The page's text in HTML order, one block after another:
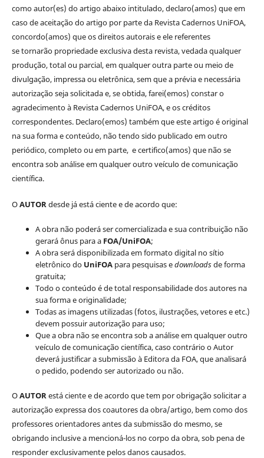
como autor(es) do artigo abaixo intitulado, declaro(amos) que em
caso de aceitação do artigo por parte da Revista Cadernos UniFOA,
concordo(amos) que os direitos autorais e ele referentes
se tornarão propriedade exclusiva desta revista, vedada qualquer
produção, total ou parcial, em qualquer outra parte ou meio de
divulgação, impressa ou eletrônica, sem que a prévia e necessária
autorização seja solicitada e, se obtida, farei(emos) constar o
agradecimento à Revista Cadernos UniFOA, e os créditos
correspondentes. Declaro(emos) também que este artigo é original
na sua forma e conteúdo, não tendo sido publicado em outro
periódico, completo ou em parte, e certifico(amos) que não se
encontra sob análise em qualquer outro veículo de comunicação
científica.
OAUTORdesde já está ciente e de acordo que:
A obra não poderá ser comercializada e sua contribuição não
gerará ônus para a FOA/UniFOA;
A obra será disponibilizada em formato digital no sítio
eletrônico do UniFOApara pesquisas edownloadsde forma
gratuita;
Todo o conteúdo é de total responsabilidade dos autores na
sua forma e originalidade;
Todas as imagens utilizadas (fotos, ilustrações, vetores e etc.)
devem possuir autorização para uso;
Que a obra não se encontra sob a análise em qualquer outro
veículo de comunicação científica, caso contrário o Autor
deverá justificar a submissão à Editora da FOA, que analisará
o pedido, podendo ser autorizado ou não.
OAUTORestá ciente e de acordo que tem por obrigação solicitar a
autorização expressa dos coautores da obra/artigo, bem como dos
professores orientadores antes da submissão do mesmo, se
obrigando inclusive a mencioná-los no corpo da obra, sob pena de
responder exclusivamente pelos danos causados.